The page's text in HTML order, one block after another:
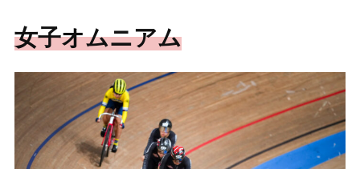
女子オムニアム